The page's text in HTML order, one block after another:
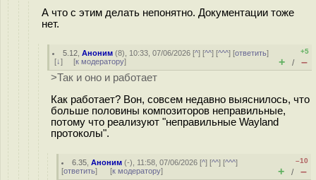
А что с этим делать непонятно. Документации тоже
нет.
5.12 ,Аноним (8), 10:33, 07/06/2026 [^] [^^] [^^^] [ответить]
[↓] [к модератору]
+5
+ / –
>Так и оно и работает
Как работает? Вон, совсем недавно выяснилось, что
больше половины композиторов неправильные,
потому что реализуют "неправильные Wayland
протоколы".
6.35 ,Аноним (-), 11:58, 07/06/2026 [^] [^^] [^^^]
[ответить] [к модератору]
–10
+ / –